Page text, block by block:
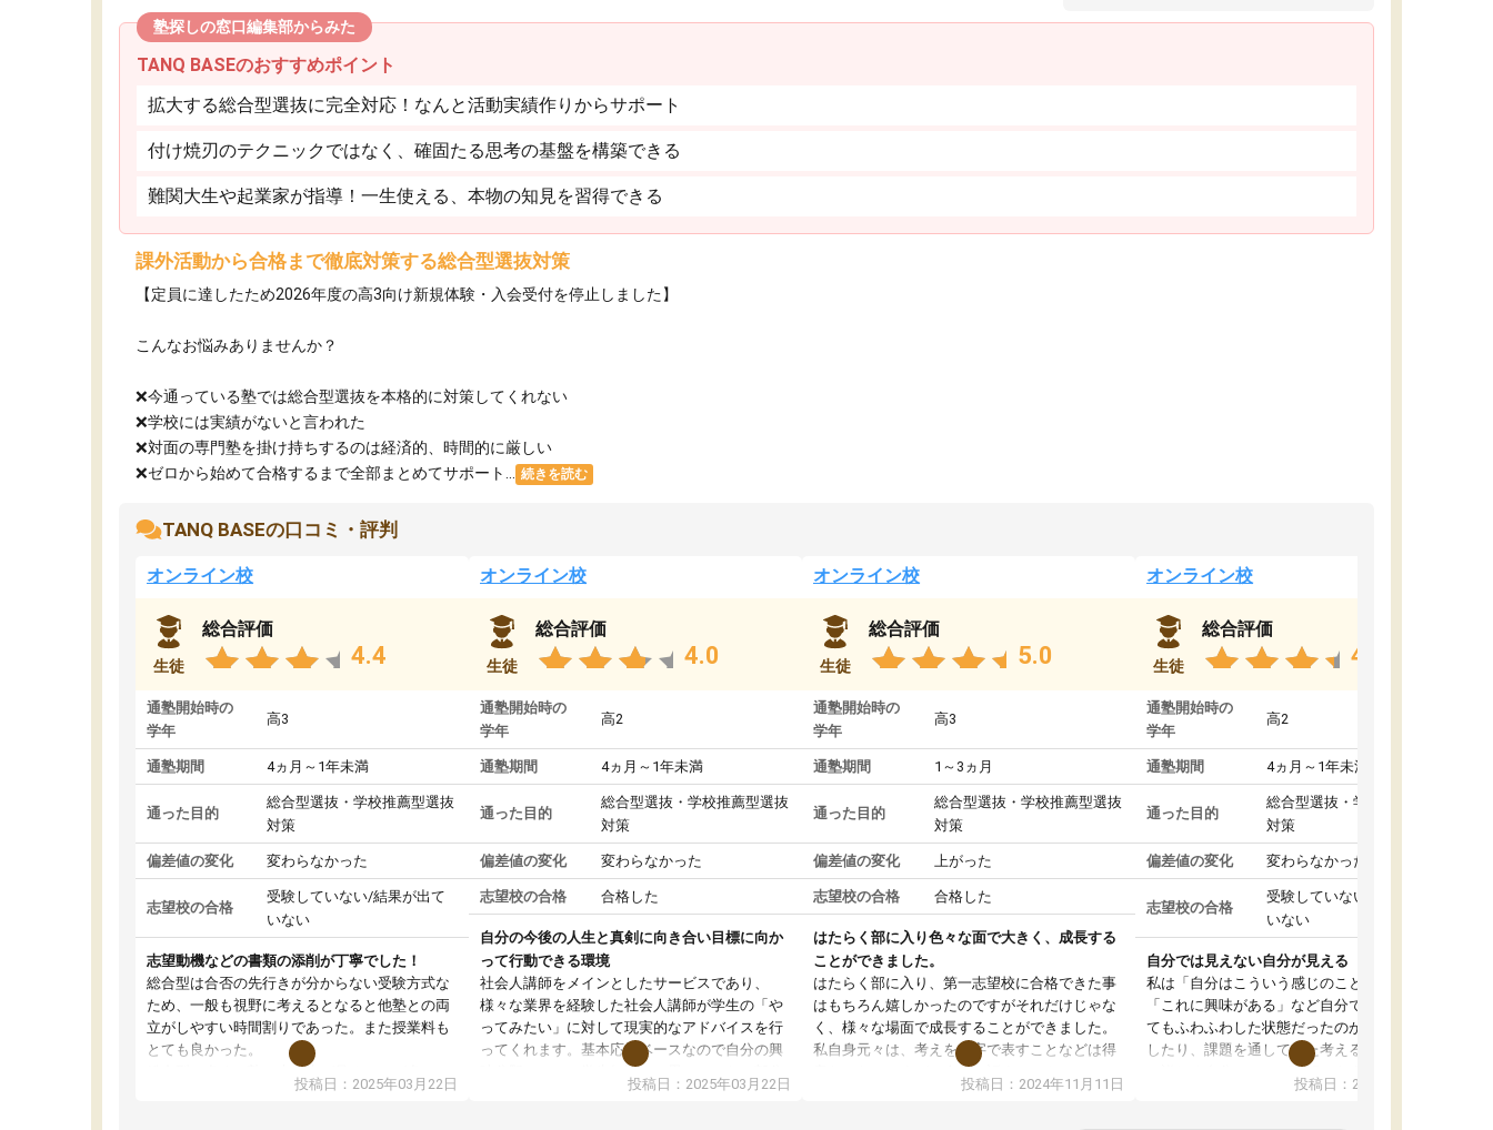
塾探しの窓口編集部からみた
TANQ BASEのおすすめポイント
拡大する総合型選抜に完全対応！なんと活動実績作りからサポート
付け焼刃のテクニックではなく、確固たる思考の基盤を構築できる
難関大生や起業家が指導！一生使える、本物の知見を習得できる
課外活動から合格まで徹底対策する総合型選抜対策
【定員に達したため2026年度の高3向け新規体験・入会受付を停止しました】
こんなお悩みありませんか？
❌今通っている塾では総合型選抜を本格的に対策してくれない
❌学校には実績がないと言われた
❌対面の専門塾を掛け持ちするのは経済的、時間的に厳しい
❌ゼロから始めて合格するまで全部まとめてサポート...
続きを読む
TANQ BASEの口コミ・評判
オンライン校
生徒
総合評価
4.4
通塾開始時の
学年
高3
通塾期間 4ヵ月～1年未満
通った目的
総合型選抜・学校推薦型選抜
対策
偏差値の変化 変わらなかった
志望校の合格
受験していない/結果が出て
いない
志望動機などの書類の添削が丁寧でした！
総合型は合否の先行きが分からない受験方式な
ため、一般も視野に考えるとなると他塾との両
立がしやすい時間割りであった。また授業料も
とても良かった。
総合型の多くの塾は大学生が見ることが多い
が、はたらく部総合型コースは大学生の目だけ
投稿日：2025年03月22日
オンライン校
生徒
総合評価
4.0
通塾開始時の
学年
高2
通塾期間 4ヵ月～1年未満
通った目的
総合型選抜・学校推薦型選抜
対策
偏差値の変化 変わらなかった
志望校の合格 合格した
自分の今後の人生と真剣に向き合い目標に向か
って行動できる環境
社会人講師をメインとしたサービスであり、
様々な業界を経験した社会人講師が学生の「や
ってみたい」に対して現実的なアドバイスを行
ってくれます。基本応援ベースなので自分の興
味分野について学生知識では思いつかない部分
まで深ぼる事が出来ます。
投稿日：2025年03月22日
オンライン校
生徒
総合評価
5.0
通塾開始時の
学年
高3
通塾期間 1～3ヵ月
通った目的
総合型選抜・学校推薦型選抜
対策
偏差値の変化 上がった
志望校の合格 合格した
はたらく部に入り色々な面で大きく、成長する
ことができました。
はたらく部に入り、第一志望校に合格できた事
はもちろん嬉しかったのですがそれだけじゃな
く、様々な場面で成長することができました。
私自身元々は、考えを文字で表すことなどは得
意だったのですが、人前で話すことやコミュニ
ケーションをとることが苦手でした。
投稿日：2024年11月11日
オンライン校
生徒
総合評価
4.8
通塾開始時の
学年
高2
通塾期間 4ヵ月～1年未満
通った目的
総合型選抜・学校推薦型選抜
対策
偏差値の変化 変わらなかった
志望校の合格
受験していない/結果が出て
いない
自分では見えない自分が見える
私は「自分はこういう感じのことがしたい」
「これに興味がある」など自分で自己分析をし
てもふわふわした状態だったのが、コーチと話
したり、課題を通してまた考えることで、もっ
と詳しく自分のことが理解できました。いつで
も質問できるので、そこも1つの魅力です。ま
投稿日：2024年10月31日